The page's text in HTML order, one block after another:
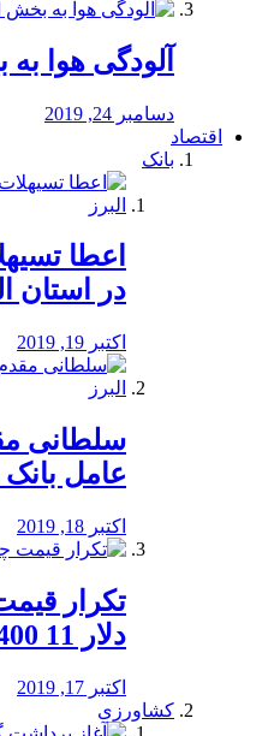
آلودگی هوا
دسامبر 24, 2019
اقتصاد
بانک
️اعطا
در استان
اکتبر 19, 2019
سلطانی
عامل بانک
اکتبر 18, 2019
تکرار
دلار 11 400
اکتبر 17, 2019
کشاورزی